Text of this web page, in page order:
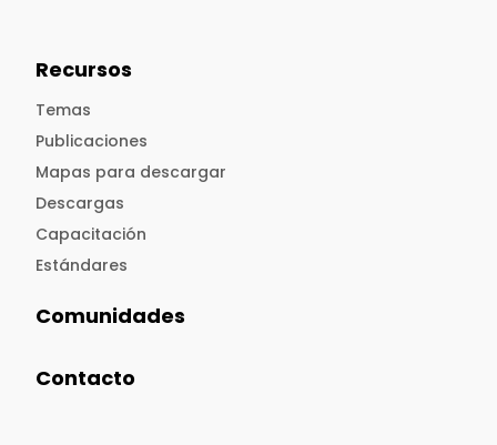
Recursos
Temas
Publicaciones
Mapas para descargar
Descargas
Capacitación
Estándares
Comunidades
Contacto